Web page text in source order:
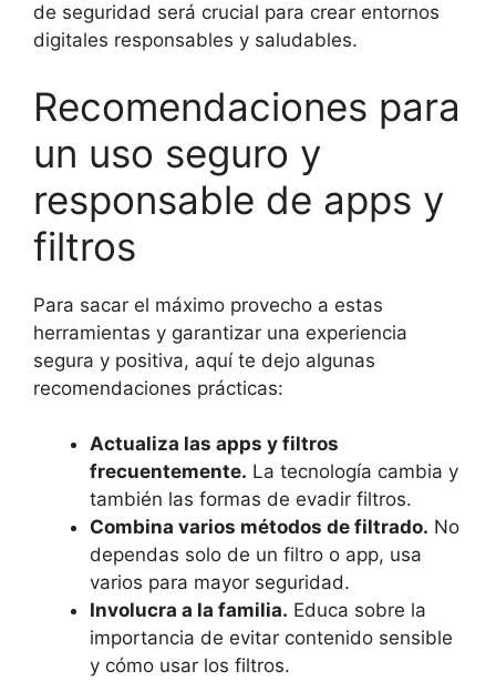
de seguridad será crucial para crear entornos
digitales responsables y saludables.
Recomendaciones para
un uso seguro y
responsable de apps y
filtros
Para sacar el máximo provecho a estas
herramientas y garantizar una experiencia
segura y positiva, aquí te dejo algunas
recomendaciones prácticas:
Actualiza las apps y filtros
frecuentemente. La tecnología cambia y
también las formas de evadir filtros.
Combina varios métodos de filtrado. No
dependas solo de un filtro o app, usa
varios para mayor seguridad.
Involucra a la familia. Educa sobre la
importancia de evitar contenido sensible
y cómo usar los filtros.